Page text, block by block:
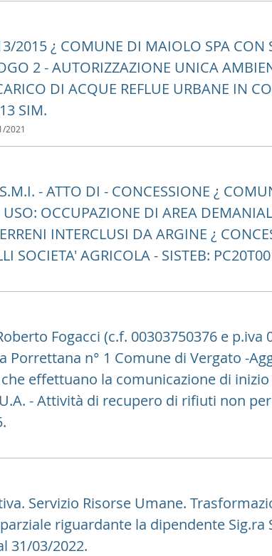
2015 ¿ COMUNE DI MAIOLO SPA CON
2 - AUTORIZZAZIONE UNICA
DI ACQUE REFLUE URBANE IN
SIM.
2021
- ATTO DI - CONCESSIONE ¿
OCCUPAZIONE DI AREA
INTERCLUSI DA ARGINE ¿
SOCIETA' AGRICOLA - SISTEB:
Fogacci (c.f. 00303750376 e
Porrettana n° 1 Comune di Vergato -
effettuano la comunicazione di
- Attività di recupero di rifiuti non
Servizio Risorse Umane.
riguardante la dipendente Sig.ra
31/03/2022.